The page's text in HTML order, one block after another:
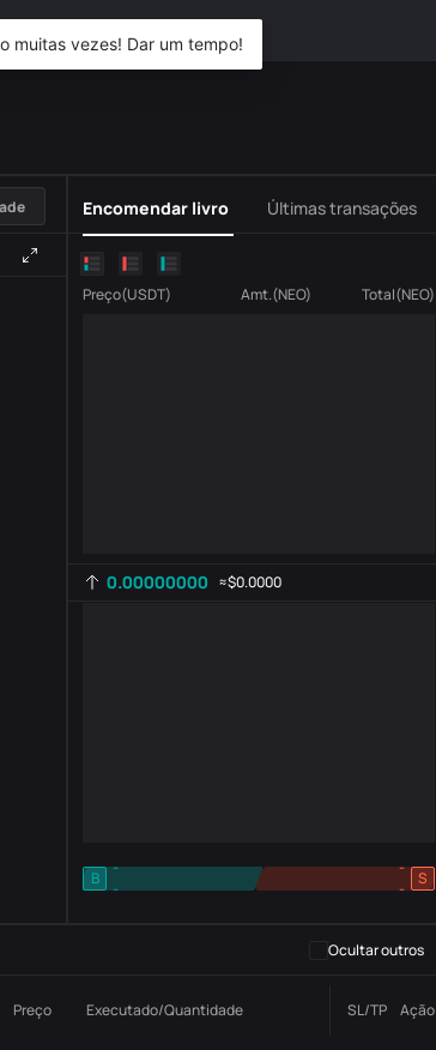
Encomendar livro Últimas transações
Preço(USDT) Amt.(NEO) Total(NEO)
0.00000000 ≈$0.0000
B
-
-
S
-
-
Ocultar outros
Preço Executado/Quantidade SL/TP Ação
muitas vezes! Dar um tempo!